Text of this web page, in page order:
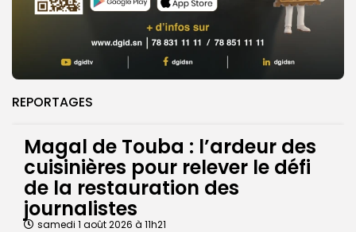
REPORTAGES
Magal de Touba : l’ardeur des
cuisinières pour relever le défi
de la restauration des
journalistes
samedi 1 août 2026 à 11h21